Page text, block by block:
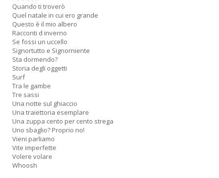
Quando ti troverò
Quel natale in cui ero grande
Questo è il mio albero
Racconti d inverno
Se fossi un uccello
Signortutto e Signorniente
Sta dormendo?
Storia degli oggetti
Surf
Tra le gambe
Tre sassi
Una notte sul ghiaccio
Una traiettoria esemplare
Una zuppa cento per cento strega
Uno sbaglio? Proprio no!
Vieni parliamo
Vite imperfette
Volere volare
Whoosh